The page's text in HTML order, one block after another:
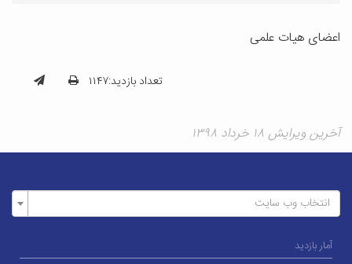
اعضای هیات علمی
تعداد بازدید:۱۱۴۷
آخرین ویرایش ۱۸ خرداد ۱۳۹۸
انتخاب وب سایت
آمار بازدید